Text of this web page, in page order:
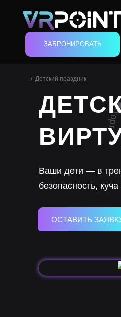
ЗАБРОНИРОВАТЬ
Детский праздник
Ваши дети — в
безопасность,
ОСТАВИТЬ